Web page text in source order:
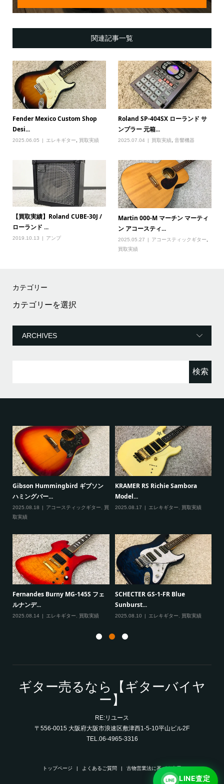
関連記事一覧
Fender Mexico Custom Shop
Desi...
2025.06.05 エレキギター 買取実績
Roland SP-404SX ローランド サ
ンプラー 元箱...
2025.07.04 買取実績 ,音響機器
【買取実績】Roland CUBE-30J /
ローランド ...
2019.10.13 アンプ
Martin 000-M マーチン マーティ
ン アコースティ...
2025.05.27 アコースティックギター
買取実績
カテゴリー
カ
テ
リ
買
KRAMER RS Richie Sambora
Model...
2025.08.17 エレキギター, 買取実績
SCHECTER GS-1-FR Blue
Sunburst...
2025.08.10 エレキギター,買取実績
Paul Reed Smith(PRS) SE
Custom...
2025.08.09 エレキギター,買取実績
Paul Reed Smith（PRS） SE
Mark T...
2025.08.08
ギター売るなら【ギターバイヤ
ー】
RE:リユース
〒556-0015 大阪府大阪市浪速区敷津西1-5-10平山ビル2F
TEL.06-4965-3316
トップページ よくあるご質問 古物営業法に基づく表示
LINE査定